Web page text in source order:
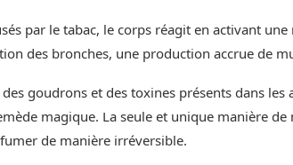
par le tabac, le corps réagit en activant
des bronches, une production accrue de
goudrons et des toxines présents dans
magique. La seule et unique manière
de manière irréversible.